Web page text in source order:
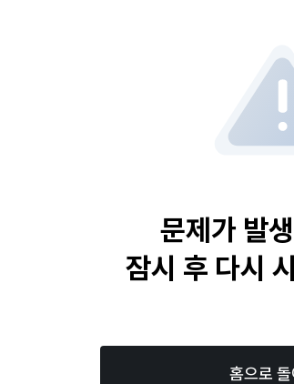
문제가 발
잠시 후 다시
홈으로 돌